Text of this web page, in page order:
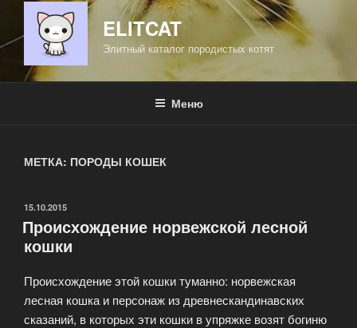
ELITCAT
Элитный каталог породистых котят
Меню
МЕТКА: ПОРОДЫ КОШЕК
ОПУБЛИКОВАНО
15.10.2015
Происхождение норвежской лесной
кошки
Происхождение этой кошки туманно: норвежская
лесная кошка и персонаж из древнескандинавских
сказаний, в которых эти кошки в упряжке возят богиню